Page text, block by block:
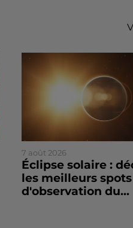
7 août 2026
Éclipse solaire :
les meilleurs spots
d'observation du...